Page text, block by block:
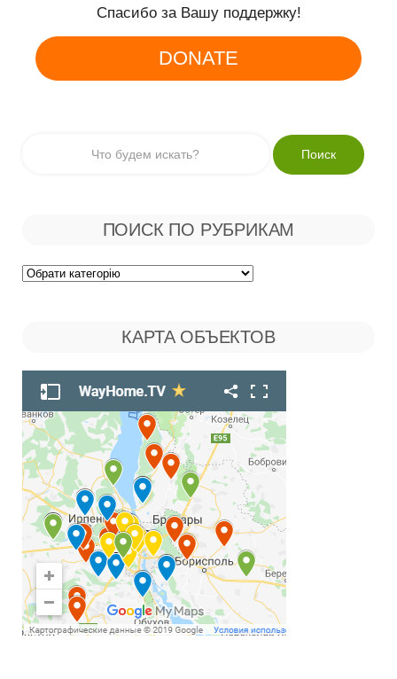
Спасибо за Вашу поддержку!
DONATE
ПОИСК ПО РУБРИКАМ
Поиск
КАРТА ОБЪЕКТОВ